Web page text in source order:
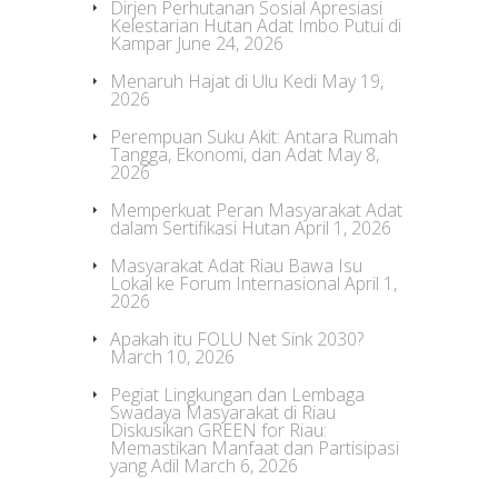
Dirjen Perhutanan Sosial Apresiasi
Kelestarian Hutan Adat Imbo Putui di
Kampar June 24, 2026
Menaruh Hajat di Ulu Kedi May 19,
2026
Perempuan Suku Akit: Antara Rumah
Tangga, Ekonomi, dan Adat May 8,
2026
Memperkuat Peran Masyarakat Adat
dalam Sertifikasi Hutan April 1, 2026
Masyarakat Adat Riau Bawa Isu
Lokal ke Forum Internasional April 1,
2026
Apakah itu FOLU Net Sink 2030?
March 10, 2026
Pegiat Lingkungan dan Lembaga
Swadaya Masyarakat di Riau
Diskusikan GREEN for Riau:
Memastikan Manfaat dan Partisipasi
yang Adil March 6, 2026